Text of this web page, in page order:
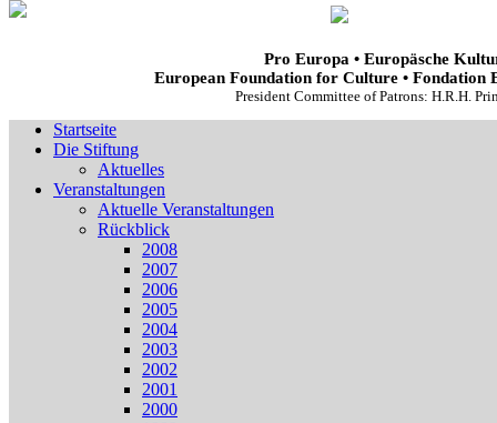
Pro Europa • Europäsche
European Foundation for Culture • Fondation
President Committee of Patrons: H.R.H.
Startseite
Die Stiftung
Aktuelles
Veranstaltungen
Aktuelle Veranstaltungen
Rückblick
2008
2007
2006
2005
2004
2003
2002
2001
2000